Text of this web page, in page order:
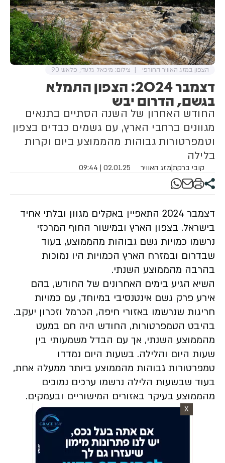
דצמבר 2024: הצפון התמלא
בגשם, הדרום יבש
החודש האחרון של השנה הסתיים בתנאים
מגוונים ברחבי הארץ, עם גשמים כבדים בצפון
וטמפרטורות גבוהות מהממוצע ביום וקרות
בלילה
קובי ברקת|מזג האוויר 02.01.25 | 09:44
הצפון במזג האוויר החורפי צילום: מיכאל גלעדי, פלאש 90
דצמבר 2024 התאפיין באקלים מגוון ובלתי אחיד
בישראל. בצפון הארץ ובמישור החוף המרכזי
נרשמו כמויות גשם גבוהות מהממוצע, בעוד
שבדרום ובמזרח הארץ הכמויות היו נמוכות
בהרבה מהממוצע השנתי.
השיא הגיע בימים האחרונים של החודש, בהם
אירע פרק גשם אינטנסיבי במיוחד, עם כמויות
חריגות שנרשמו באזורי חיפה, הכרמל וזכרון יעקב.
בהיבט הטמפרטורות, החודש היה חם במעט
מהממוצע השנתי, אך עם הבדל משמעותי בין
שעות היום והלילה. בשעות היום נמדדו
טמפרטורות גבוהות מהממוצע ביותר ממעלה אחת,
בעוד שבשעות הלילה נרשמו ערכים נמוכים
מהממוצע בעיקר באזורים המישוריים ובעמקים.
X